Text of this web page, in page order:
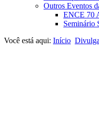
Outros Eventos
ENCE 70
Seminário
Você está aqui: Início